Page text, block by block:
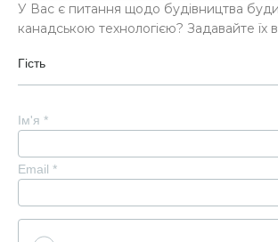
У Вас є питання щодо будівництва
канадською технологією? Задавайте їх
Гість
Ім'я *
Email *